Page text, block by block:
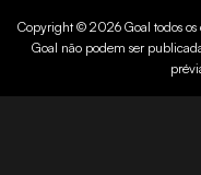
Copyright © 2026 Goal todos
Goal não podem ser